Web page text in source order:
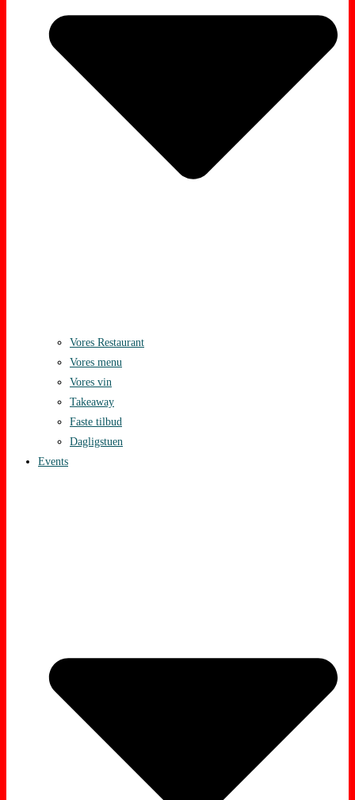
Vores Restaurant
Vores menu
Vores vin
Takeaway
Faste tilbud
Dagligstuen
Events